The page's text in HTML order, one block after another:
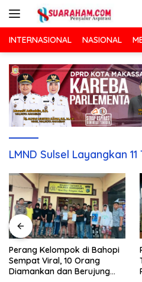
INTERNASIONAL NASIONAL
LMND Sulsel Layangkan
Perang Kelompok di Bahopi
Sempat Viral, 10 Orang
Diamankan dan Berujung